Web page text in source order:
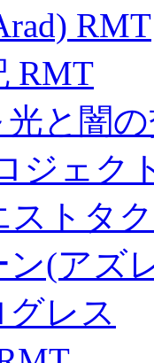
RMT
RMT
と闇
ジェク
ストタ
ン(アズ
レス